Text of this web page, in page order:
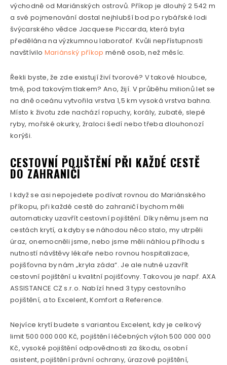
východně od Mariánských ostrovů. Příkop je dlouhý 2 542 m
a své pojmenování dostal nejhlubší bod po rybářské lodi
švýcarského vědce Jacquese Piccarda, která byla
předělána na výzkumnou laboratoř. Kvůli nepřístupnosti
navštívilo Mariánský příkop méně osob, než měsíc.
Řekli byste, že zde existují živí tvorové? V takové hloubce,
tmě, pod takovým tlakem? Ano, žijí. V průběhu milionů let se
na dně oceánu vytvořila vrstva 1,5 km vysoká vrstva bahna.
Místo k životu zde nachází ropuchy, korály, zubaté, slepé
ryby, mořské okurky, žraloci šedí nebo třeba dlouhonozí
korýši.
CESTOVNÍ POJIŠTĚNÍ PŘI KAŽDÉ CESTĚ
DO ZAHRANIČÍ
I když se asi nepojedete podívat rovnou do Mariánského
příkopu, při každé cestě do zahraničí bychom měli
automaticky uzavřít cestovní pojištění. Díky němu jsem na
cestách krytí, a kdyby se náhodou něco stalo, my utrpěli
úraz, onemocněli jsme, nebo jsme měli náhlou příhodu s
nutností návštěvy lékaře nebo rovnou hospitalizace,
pojišťovna by nám „kryla záda“. Je ale nutné uzavřít
cestovní pojištění u kvalitní pojišťovny. Takovou je např. AXA
ASSISTANCE CZ s.r.o. Nabízí hned 3 typy cestovního
pojištění, a to Excelent, Komfort a Reference.
Nejvíce krytí budete s variantou Excelent, kdy je celkový
limit 500 000 000 Kč, pojištění léčebných výloh 500 000 000
Kč, vysoké pojištění odpovědnosti za škodu, osobní
asistent, pojištění právní ochrany, úrazové pojištění,